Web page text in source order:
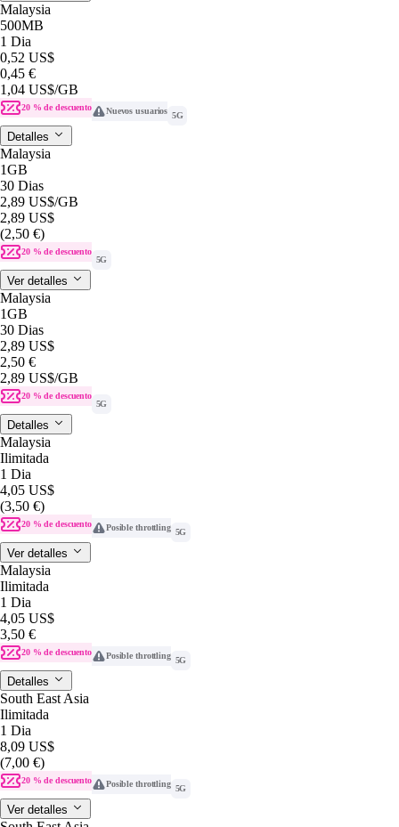
Malaysia
500MB
1 Dia
0,52 US$
0,45 €
1,04 US$/GB
20 % de descuento Nuevos usuarios 5G
Detalles
Malaysia
1GB
30 Dias
2,89 US$/GB
2,89 US$
(2,50 €)
20 % de descuento
5G
Ver detalles
Malaysia
1GB
30 Dias
2,89 US$
2,50 €
2,89 US$/GB
20 % de descuento
5G
Detalles
Malaysia
Ilimitada
1 Dia
4,05 US$
(3,50 €)
20 % de descuento Posible throttling 5G
Ver detalles
Malaysia
Ilimitada
1 Dia
4,05 US$
3,50 €
20 % de descuento Posible throttling 5G
Detalles
South East Asia
Ilimitada
1 Dia
8,09 US$
(7,00 €)
20 % de descuento Posible throttling 5G
Ver detalles